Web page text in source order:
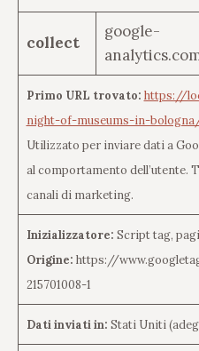
collect
google-
Primo URL trovato: https://
night-of-museums-in-
Utilizzato per inviare dati a
al comportamento dell’utente.
canali di marketing.
Inizializzatore: Script tag,
Origine: https://
215701008-1
Dati inviati in: Stati Uniti